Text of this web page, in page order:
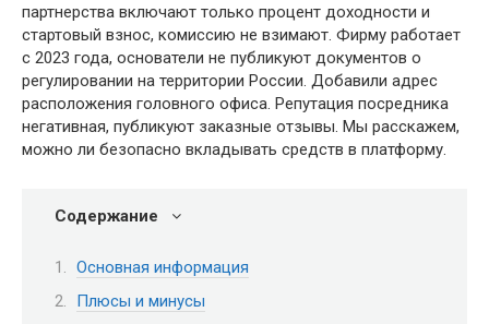
партнерства включают только процент доходности и
стартовый взнос, комиссию не взимают. Фирму работает
с 2023 года, основатели не публикуют документов о
регулировании на территории России. Добавили адрес
расположения головного офиса. Репутация посредника
негативная, публикуют заказные отзывы. Мы расскажем,
можно ли безопасно вкладывать средств в платформу.
Содержание
Основная информация
Плюсы и минусы